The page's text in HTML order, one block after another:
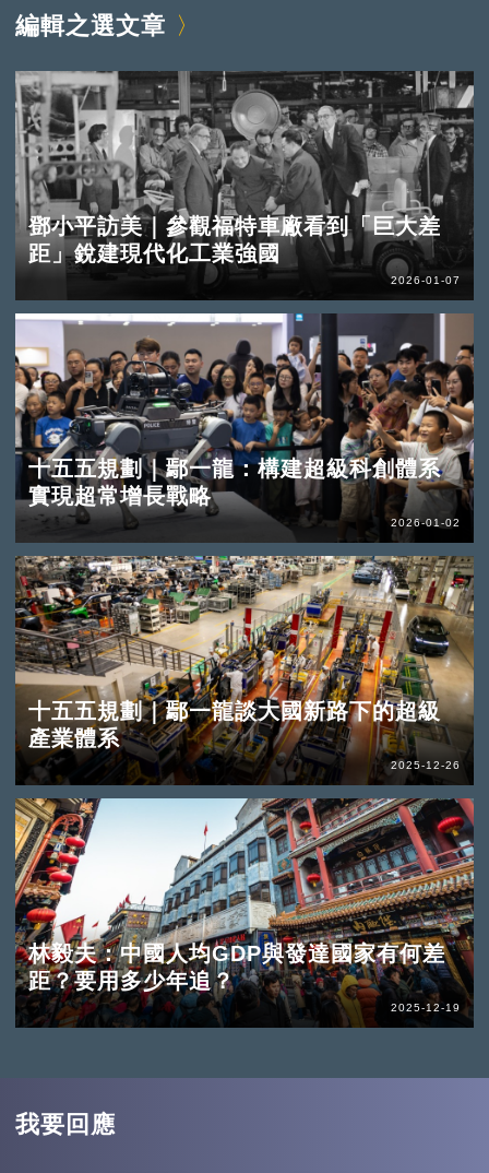
編輯之選文章
鄧小平訪美｜參觀福特車廠看到「巨大差
距」銳建現代化工業強國
2026-01-07
十五五規劃｜鄢一龍：構建超級科創體系
實現超常增長戰略
2026-01-02
十五五規劃｜鄢一龍談大國新路下的超級
產業體系
2025-12-26
林毅夫：中國人均GDP與發達國家有何差
距？要用多少年追？
2025-12-19
我要回應